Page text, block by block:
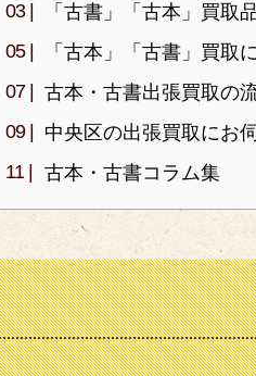
「古書」「古本」買取
「古本」「古書」買取
古本・古書出張買取の
中央区の出張買取にお
古本・古書コラム集